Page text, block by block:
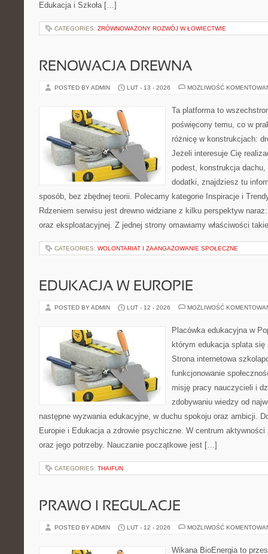
Edukacja i Szkoła […]
CATEGORIES: ZRÓWNOWAŻONY ROZWÓJ W ŁOWIECTWIE
RENOWACJA DREWNA
POSTED BY ADMIN LUT - 13 - 2026 MOŻLIWOŚĆ
Ta platforma to
poświęcony temu, co w
różnicę w konstrukcjach:
Jeżeli interesuje Cię
podest, konstrukcja dachu,
dodatki, znajdziesz tu
sposób, bez zbędnej teorii. Polecamy kategorie Inspiracje i
Rdzeniem serwisu jest drewno widziane z kilku perspektyw
oraz eksploatacyjnej. Z jednej strony omawiamy właściwości
CATEGORIES: WOLONTARIAT I ZAANGAŻOWANIE SPOŁECZNE
EDUKACJA W EUROPIE
POSTED BY ADMIN LUT - 12 - 2026 MOŻLIWOŚĆ
Placówka edukacyjna w
którym edukacja splata się
Strona internetowa
funkcjonowanie
misję pracy nauczycieli i
zdobywaniu wiedzy od
następne wyzwania edukacyjne, w duchu spokoju oraz ambicji.
Europie i Edukacja a zdrowie psychiczne. W centrum aktywności
oraz jego potrzeby. Nauczanie początkowe jest […]
CATEGORIES: THAIFUN
PRAWO I REGULACJE
POSTED BY ADMIN LUT - 12 - 2026 MOŻLIWOŚĆ
Wikana BioEnergia to